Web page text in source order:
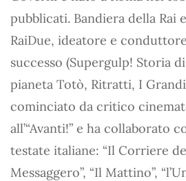
pubblicati. Bandiera della Rai
RaiDue, ideatore e
successo (Supergulp! Storia
pianeta Totò, Ritratti, I
cominciato da critico
all’“Avanti!” e ha collaborato
testate italiane: “Il Corriere
Messaggero”, “Il Mattino”,